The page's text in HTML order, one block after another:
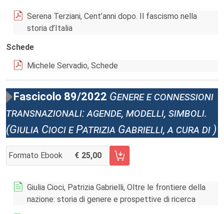
Serena Terziani, Cent’anni dopo. Il fascismo nella
storia d’Italia
Schede
Michele Servadio, Schede
Fascicolo 89/2022 Genere e connessioni
transnazionali: agende, modelli, simboli.
(Giulia Cioci e Patrizia Gabrielli, a cura di )
Formato Ebook 25,00
AGGIUNGI AL CARRELLO FASCICOLO 89/2022
Giulia Cioci, Patrizia Gabrielli, Oltre le frontiere della
nazione: storia di genere e prospettive di ricerca